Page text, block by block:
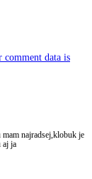
comment data is
najradsej,klobuk je
aj ja